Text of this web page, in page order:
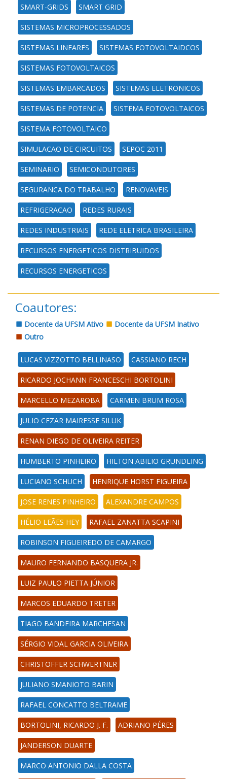
SMART-GRIDS SMART GRID
SISTEMAS MICROPROCESSADOS
SISTEMAS LINEARES SISTEMAS FOTOVOLTAIDCOS
SISTEMAS FOTOVOLTAICOS
SISTEMAS EMBARCADOS SISTEMAS ELETRONICOS
SISTEMAS DE POTENCIA SISTEMA FOTOVOLTAICOS
SISTEMA FOTOVOLTAICO
SIMULACAO DE CIRCUITOS SEPOC 2011
SEMINARIO SEMICONDUTORES
SEGURANCA DO TRABALHO RENOVAVEIS
REFRIGERACAO REDES RURAIS
REDES INDUSTRIAIS REDE ELETRICA BRASILEIRA
RECURSOS ENERGETICOS DISTRIBUIDOS
RECURSOS ENERGETICOS
Coautores:
Docente da UFSM Ativo
Docente da UFSM Inativo
Outro
LUCAS VIZZOTTO BELLINASO CASSIANO RECH
RICARDO JOCHANN FRANCESCHI BORTOLINI
MARCELLO MEZAROBA CARMEN BRUM ROSA
JULIO CEZAR MAIRESSE SILUK
RENAN DIEGO DE OLIVEIRA REITER
HUMBERTO PINHEIRO HILTON ABILIO GRUNDLING
LUCIANO SCHUCH HENRIQUE HORST FIGUEIRA
JOSE RENES PINHEIRO ALEXANDRE CAMPOS
HÉLIO LEÃES HEY RAFAEL ZANATTA SCAPINI
ROBINSON FIGUEIREDO DE CAMARGO
MAURO FERNANDO BASQUERA JR.
LUIZ PAULO PIETTA JÚNIOR
MARCOS EDUARDO TRETER
TIAGO BANDEIRA MARCHESAN
SÉRGIO VIDAL GARCIA OLIVEIRA
CHRISTOFFER SCHWERTNER
JULIANO SMANIOTO BARIN
RAFAEL CONCATTO BELTRAME
BORTOLINI, RICARDO J. F. ADRIANO PÉRES
JANDERSON DUARTE
MARCO ANTONIO DALLA COSTA